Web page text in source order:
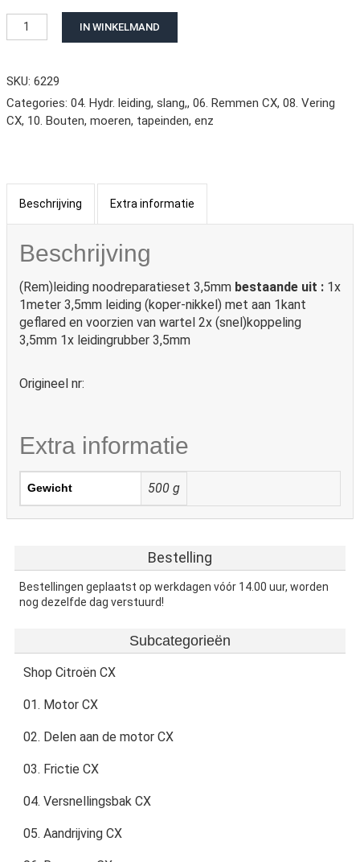
Leiding noodreparatieset 3,5mm (1meter + geflared) aantal
IN WINKELMAND
SKU: 6229
Categories: 04. Hydr. leiding, slang,, 06. Remmen CX, 08. Vering
CX, 10. Bouten, moeren, tapeinden, enz
Beschrijving Extra informatie
Beschrijving
(Rem)leiding noodreparatieset 3,5mm bestaande uit : 1x
1meter 3,5mm leiding (koper-nikkel) met aan 1kant
geflared en voorzien van wartel 2x (snel)koppeling
3,5mm 1x leidingrubber 3,5mm
Origineel nr:
Extra informatie
Gewicht 500 g
Bestelling
Bestellingen geplaatst op werkdagen vóór 14.00 uur, worden
nog dezelfde dag verstuurd!
Subcategorieën
Shop Citroën CX
01. Motor CX
02. Delen aan de motor CX
03. Frictie CX
04. Versnellingsbak CX
05. Aandrijving CX